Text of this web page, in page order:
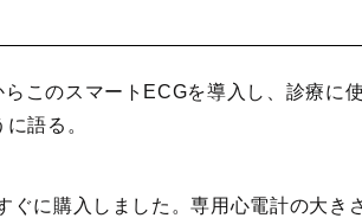
このスマートECGを導入し、診療に
語る。
ぐに購入しました。専用心電計の大き